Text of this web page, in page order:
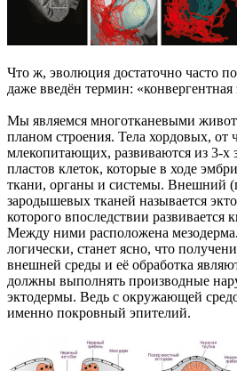
Что ж, эволюция достаточно часто
даже введён термин:
Мы являемся многотканевыми
планом строения. Тела хордовых, от
млекопитающих, развиваются из 3-
пластов клеток, которые в ходе
ткани, органы и системы. Внешний
зародышевых тканей называется
которого впоследствии
Между ними расположена
логически, станет ясно, что
внешней среды и её обработка
должны выполнять производные
эктодермы. Ведь с окружающей
именно покровный эпителий.